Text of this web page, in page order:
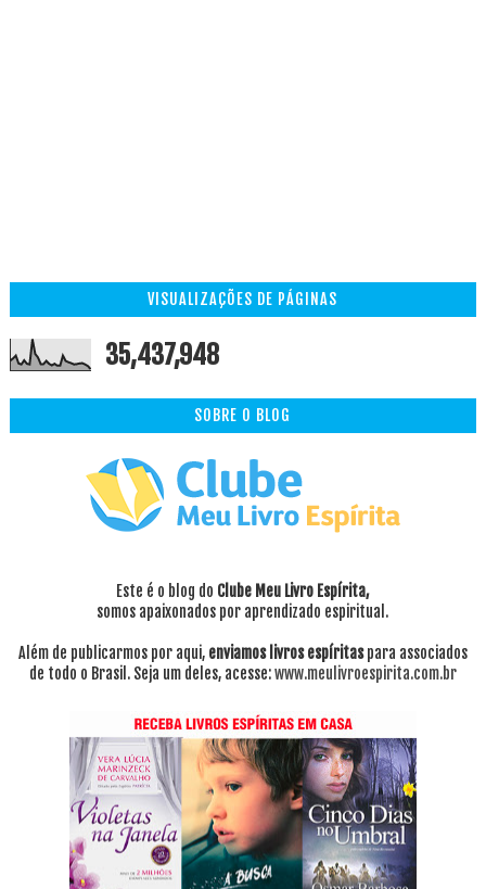
VISUALIZAÇÕES DE PÁGINAS
35,437,948
SOBRE O BLOG
Este é o blog do Clube Meu Livro Espírita,
somos apaixonados por aprendizado espiritual.
Além de publicarmos por aqui, enviamos livros espíritaspara associados
de todo o Brasil. Seja um deles, acesse:www.meulivroespirita.com.br